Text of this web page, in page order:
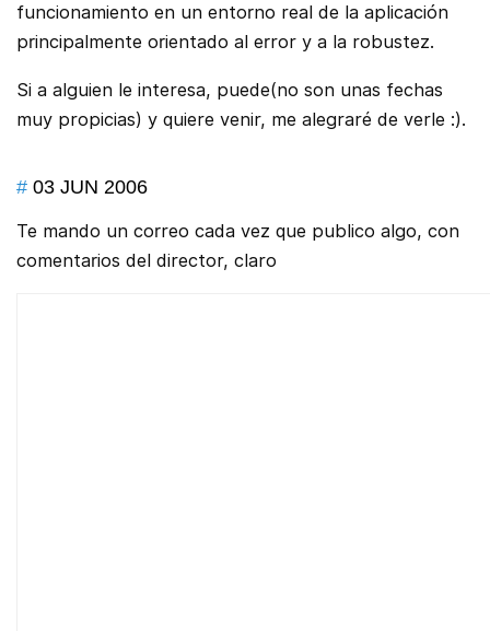
funcionamiento en un entorno real de la aplicación
principalmente orientado al error y a la robustez.
Si a alguien le interesa, puede(no son unas fechas
muy propicias) y quiere venir, me alegraré de verle :).
# 03 JUN 2006
Te mando un correo cada vez que publico algo, con
comentarios del director, claro